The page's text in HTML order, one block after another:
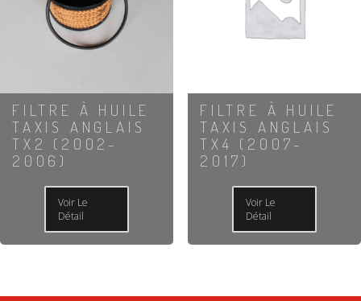
FILTRE À HUILE
TAXIS ANGLAIS
TX2 (2002-
2006)
Voir Le
Détail
FILTRE À HUILE
TAXIS ANGLAIS
TX4 (2007-
2017)
Voir Le
Détail